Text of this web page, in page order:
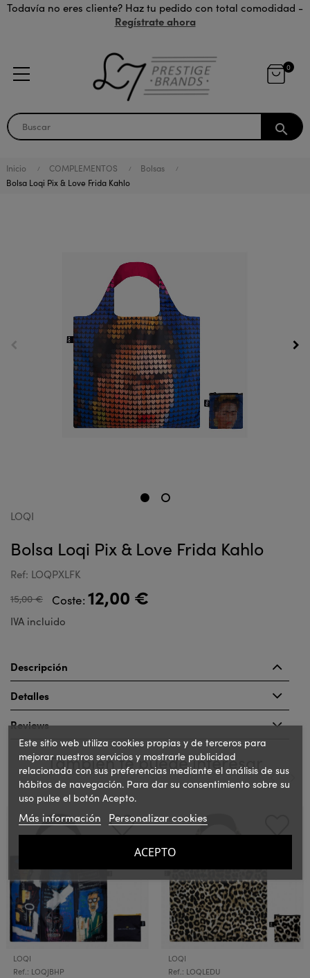
Todavía no eres cliente? Haz tu pedido con total comodidad -
Regístrate ahora
0
search
Inicio COMPLEMENTOS
Bolsas
Bolsa Loqi Pix & Love Frida Kahlo
LOQI
Bolsa Loqi Pix & Love Frida Kahlo
Ref: LOQPXLFK
15,00 € Coste: 12,00 €
IVA incluido
Descripción
Detalles
Reviews
También te puede interesar
LOQI
Ref.: LOQJBHP
LOQI
Ref.: LOQLEDU
Este sitio web utiliza cookies propias y de terceros para
mejorar nuestros servicios y mostrarle publicidad
relacionada con sus preferencias mediante el análisis de sus
hábitos de navegación. Para dar su consentimiento sobre su
uso pulse el botón Acepto.
Más información Personalizar cookies
ACEPTO